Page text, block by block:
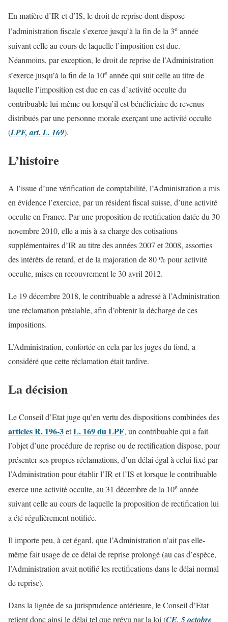
En matière d’IR et d’IS, le droit de reprise dont dispose
l’administration fiscale s’exerce jusqu’à la fin de la 3e année
suivant celle au cours de laquelle l’imposition est due.
Néanmoins, par exception, le droit de reprise de l’Administration
s’exerce jusqu’à la fin de la 10e année qui suit celle au titre de
laquelle l’imposition est due en cas d’activité occulte du
contribuable lui-même ou lorsqu’il est bénéficiaire de revenus
distribués par une personne morale exerçant une activité occulte
(LPF, art. L. 169).
L’histoire
A l’issue d’une vérification de comptabilité, l’Administration a mis
en évidence l’exercice, par un résident fiscal suisse, d’une activité
occulte en France. Par une proposition de rectification datée du 30
novembre 2010, elle a mis à sa charge des cotisations
supplémentaires d’IR au titre des années 2007 et 2008, assorties
des intérêts de retard, et de la majoration de 80 % pour activité
occulte, mises en recouvrement le 30 avril 2012.
Le 19 décembre 2018, le contribuable a adressé à l’Administration
une réclamation préalable, afin d’obtenir la décharge de ces
impositions.
L’Administration, confortée en cela par les juges du fond, a
considéré que cette réclamation était tardive.
La décision
Le Conseil d’Etat juge qu’en vertu des dispositions combinées des
articles R. 196-3etL. 169 du LPF, un contribuable qui a fait
l’objet d’une procédure de reprise ou de rectification dispose, pour
présenter ses propres réclamations, d’un délai égal à celui fixé par
l’Administration pour établir l’IR et l’IS et lorsque le contribuable
exerce une activité occulte, au 31 décembre de la 10e année
suivant celle au cours de laquelle la proposition de rectification lui
a été régulièrement notifiée.
Il importe peu, à cet égard, que l’Administration n’ait pas elle-
même fait usage de ce délai de reprise prolongé (au cas d’espèce,
l’Administration avait notifié les rectifications dans le délai normal
de reprise).
Dans la lignée de sa jurisprudence antérieure, le Conseil d’Etat
retient donc ainsi le délai tel que prévu par la loi (CE, 5 octobre